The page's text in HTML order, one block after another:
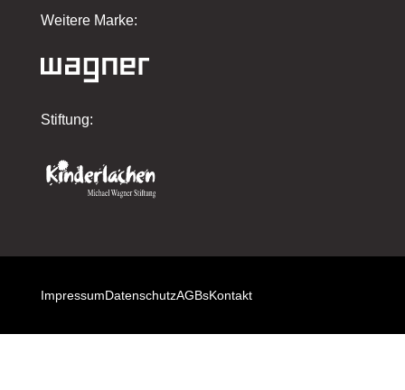
Weitere Marke:
Stiftung:
ImpressumDatenschutzAGBsKontakt